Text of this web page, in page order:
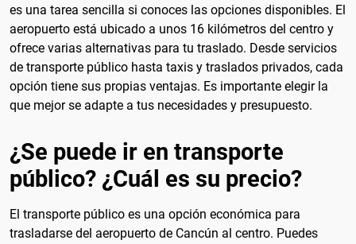
es una tarea sencilla si conoces las opciones disponibles. El
aeropuerto está ubicado a unos 16 kilómetros del centro y
ofrece varias alternativas para tu traslado. Desde servicios
de transporte público hasta taxis y traslados privados, cada
opción tiene sus propias ventajas. Es importante elegir la
que mejor se adapte a tus necesidades y presupuesto.
¿Se puede ir en transporte
público? ¿Cuál es su precio?
El transporte público es una opción económica para
trasladarse del aeropuerto de Cancún al centro. Puedes